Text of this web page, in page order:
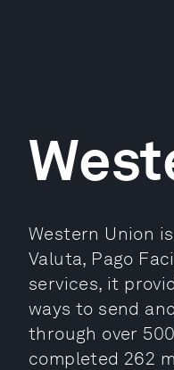
Western Union
Valuta, Pago
services, it
ways to send
through over
completed 262